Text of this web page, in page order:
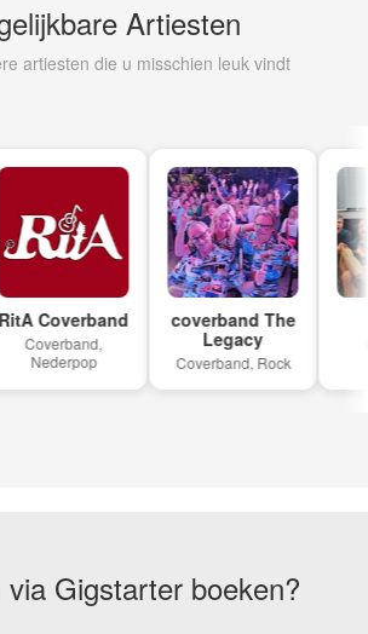
Artiesten
artiesten die u misschien leuk vindt
Coverband
Coverband,
Nederpop
coverband The
Legacy
Coverband, Rock
Gigstarter boeken?